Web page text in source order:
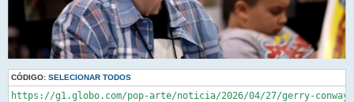
CÓDIGO: SELECIONAR TODOS
https://g1.globo.com/pop-arte/noticia/2026/04/27/gerry-